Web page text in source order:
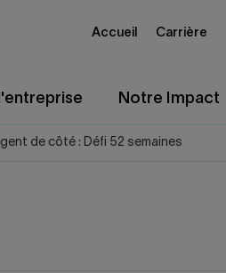
Notre Impact
Accueil Carrière
de côté : Défi 52 semaines